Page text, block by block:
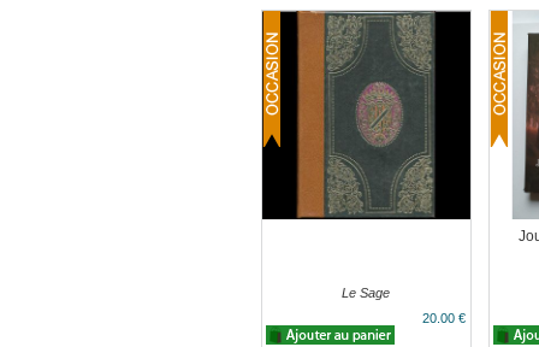
Le Sage
20.00 €